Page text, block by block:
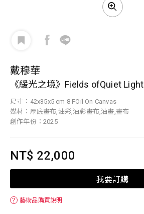
戴穆華
《緩光之境》Fields ofQuiet Light
尺寸：42x35x5 cm 8 FOil On Canvas
媒材：厚底畫布,油彩,油彩畫布,油畫,畫布
創作年份：2025
NT$ 22,000
我要訂購
？ 藝術品購買說明